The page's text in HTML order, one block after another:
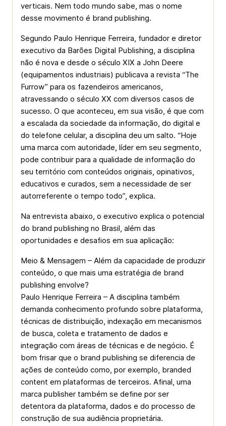
verticais. Nem todo mundo sabe, mas o nome
desse movimento é brand publishing.
Segundo Paulo Henrique Ferreira, fundador e diretor
executivo da Barões Digital Publishing, a disciplina
não é nova e desde o século XIX a John Deere
(equipamentos industriais) publicava a revista “The
Furrow” para os fazendeiros americanos,
atravessando o século XX com diversos casos de
sucesso. O que aconteceu, em sua visão, é que com
a escalada da sociedade da informação, do digital e
do telefone celular, a disciplina deu um salto. “Hoje
uma marca com autoridade, líder em seu segmento,
pode contribuir para a qualidade de informação do
seu território com conteúdos originais, opinativos,
educativos e curados, sem a necessidade de ser
autorreferente o tempo todo”, explica.
Na entrevista abaixo, o executivo explica o potencial
do brand publishing no Brasil, além das
oportunidades e desafios em sua aplicação:
Meio & Mensagem – Além da capacidade de produzir
conteúdo, o que mais uma estratégia de brand
publishing envolve?
Paulo Henrique Ferreira – A disciplina também
demanda conhecimento profundo sobre plataforma,
técnicas de distribuição, indexação em mecanismos
de busca, coleta e tratamento de dados e
integração com áreas de técnicas e de negócio. É
bom frisar que o brand publishing se diferencia de
ações de conteúdo como, por exemplo, branded
content em plataformas de terceiros. Afinal, uma
marca publisher também se define por ser
detentora da plataforma, dados e do processo de
construção de sua audiência proprietária.